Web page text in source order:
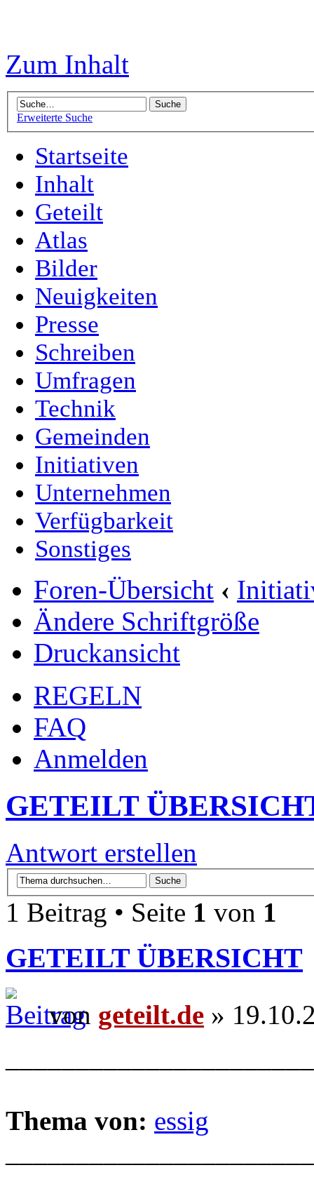
Zum Inhalt
Erweiterte Suche
Startseite
Inhalt
Geteilt
Atlas
Bilder
Neuigkeiten
Presse
Schreiben
Umfragen
Technik
Gemeinden
Initiativen
Unternehmen
Verfügbarkeit
Sonstiges
Foren-Übersicht ‹
Ändere Schriftgröße
Druckansicht
REGELN
FAQ
Anmelden
GETEILT
Antwort erstellen
1 Beitrag • Seite 1 von 1
GETEILT ÜBERSICHT
von geteilt.de »
Thema von: essig